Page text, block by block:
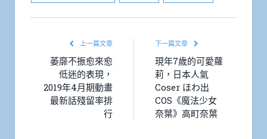
上一篇文章
萎靡不振愈來愈
低迷的表現，
2019年4月期動畫
最新話殘留率排
行
下一篇文章
現年7歲的可愛蘿
莉，日本人氣
Coser ほわ出
COS《魔法少女
奈葉》高町奈葉